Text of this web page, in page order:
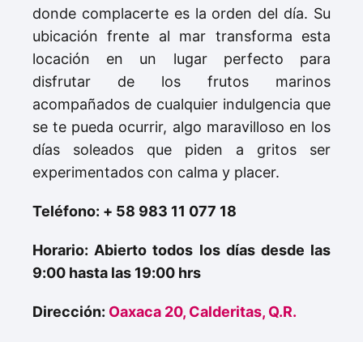
donde complacerte es la orden del día. Su
ubicación frente al mar transforma esta
locación en un lugar perfecto para
disfrutar de los frutos marinos
acompañados de cualquier indulgencia que
se te pueda ocurrir, algo maravilloso en los
días soleados que piden a gritos ser
experimentados con calma y placer.
Teléfono: + 58 983 11 077 18
Horario: Abierto todos los días desde las
9:00 hasta las 19:00 hrs
Dirección: Oaxaca 20, Calderitas, Q.R.